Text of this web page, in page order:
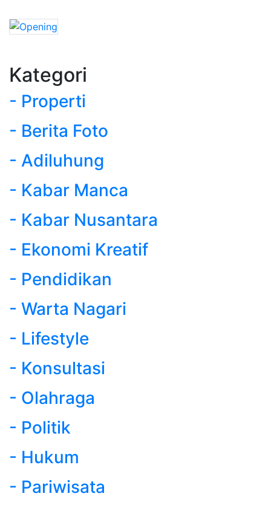
Kategori
- Properti
- Berita Foto
- Adiluhung
- Kabar Manca
- Kabar Nusantara
- Ekonomi Kreatif
- Pendidikan
- Warta Nagari
- Lifestyle
- Konsultasi
- Olahraga
- Politik
- Hukum
- Pariwisata